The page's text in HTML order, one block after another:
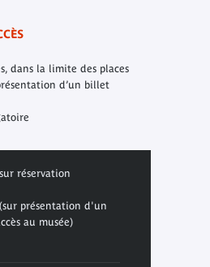
dans la limite des places
d’un billet
réservation
présentation d'un
au musée)